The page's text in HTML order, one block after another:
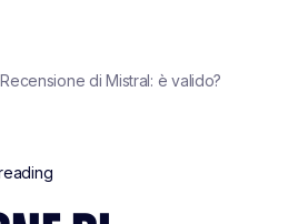
Recensione di Mistral: è valido?